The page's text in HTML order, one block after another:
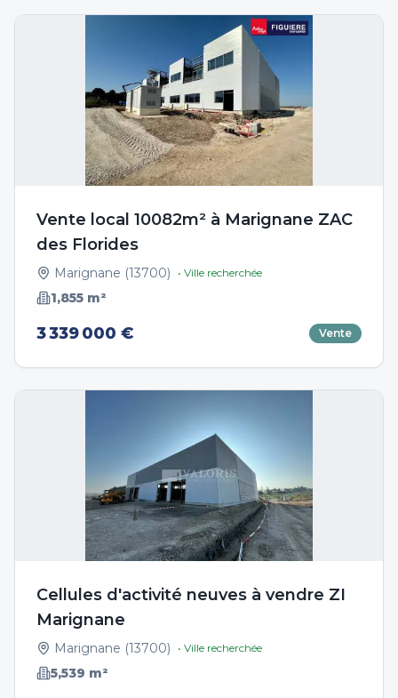
Vente local 10082m² à Marignane ZAC
des Florides
Marignane (13700) • Ville recherchée
1,855 m²
3 339 000 € Vente
Cellules d'activité neuves à vendre ZI
Marignane
Marignane (13700) • Ville recherchée
5,539 m²